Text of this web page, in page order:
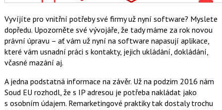
Vyvíjíte pro vnitřní potřeby své firmy už nyní software? Myslete
dopředu. Upozorněte své vývojáře, že tady máme za rok novou
právní úpravu – ať vám už nyní na software napasují aplikace,
které vám usnadní práci s kontakty, jejich ukládání, dokládání,
včasné mazání aj.
A jedna podstatná informace na závěr. Už na podzim 2016 nám
Soud EU rozhodl, že s IP adresou je potřeba nakládat jako
s osobním údajem. Remarketingové praktiky tak dostaly trochu